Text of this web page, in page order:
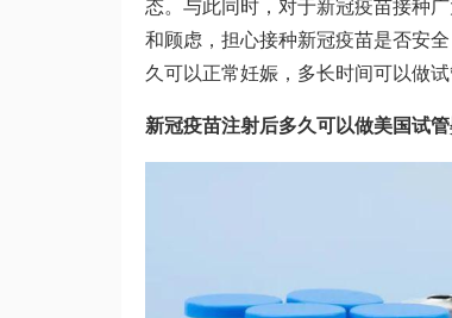
态。与此同时，对于新冠疫苗接种
和顾虑，担心接种新冠疫苗是否安
久可以正常妊娠，多长时间可以做
新冠疫苗注射后多久可以做美国试